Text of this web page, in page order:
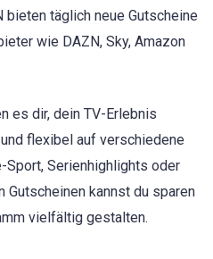
bieten täglich neue Gutscheine
wie DAZN, Sky, Amazon
es dir, dein TV-Erlebnis
flexibel auf verschiedene
Sport, Serienhighlights oder
kannst du sparen
vielfältig gestalten.